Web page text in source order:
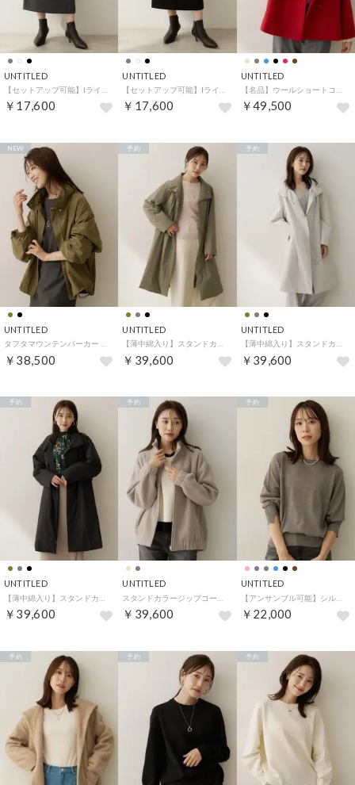
UNTITLED
￥17,600
UNTITLED
￥17,600
UNTITLED
￥49,500
UNTITLED
￥38,500
NEW
UNTITLED
￥39,600
予約
UNTITLED
￥39,600
予約
UNTITLED
￥39,600
予約
UNTITLED
￥39,600
予約
UNTITLED
【アンサンブル可能】シルクウールカシミヤプルオーバー （モカブラウン(042)）
￥22,000
予約
予約 予約 予約